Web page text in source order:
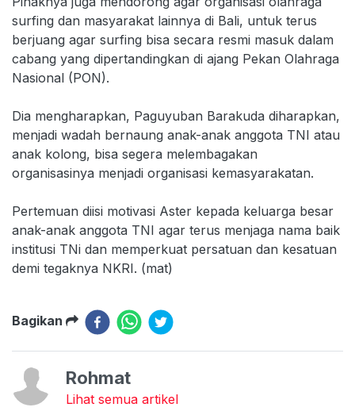
surfing dan masyarakat lainnya di Bali, untuk terus
berjuang agar surfing bisa secara resmi masuk dalam
cabang yang dipertandingkan di ajang Pekan Olahraga
Nasional (PON).
Dia mengharapkan, Paguyuban Barakuda diharapkan,
menjadi wadah bernaung anak-anak anggota TNI atau
anak kolong, bisa segera melembagakan
organisasinya menjadi organisasi kemasyarakatan.
Pertemuan diisi motivasi Aster kepada keluarga besar
anak-anak anggota TNI agar terus menjaga nama baik
institusi TNi dan memperkuat persatuan dan kesatuan
demi tegaknya NKRI. (mat)
Bagikan
Rohmat
Lihat semua artikel